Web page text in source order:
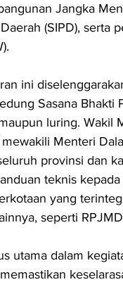
Jangka
(SIPD), serta
ini
Sasana Bhakti
luring. Wakil
Menteri
provinsi dan
teknis
yang
seperti
utama dalam